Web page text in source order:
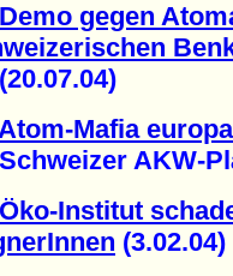
Demo gegen
Mafia
AKW-
Öko-Institut
(3.02.04)